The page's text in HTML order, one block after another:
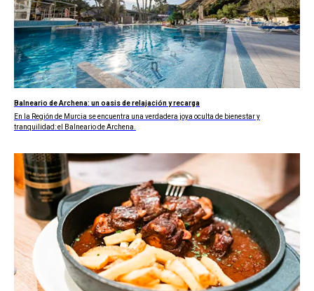
Balneario de Archena: un oasis de relajación y recarga
En la Región de Murcia se encuentra una verdadera joya oculta de bienestar y
tranquilidad: el Balneario de Archena.